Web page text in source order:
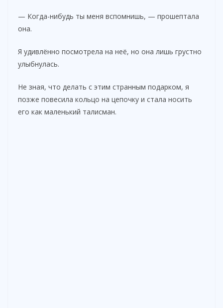
— Когда-нибудь ты меня вспомнишь, — прошептала
она.
Я удивлённо посмотрела на неё, но она лишь грустно
улыбнулась.
Не зная, что делать с этим странным подарком, я
позже повесила кольцо на цепочку и стала носить
его как маленький талисман.